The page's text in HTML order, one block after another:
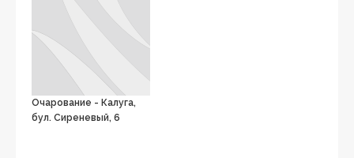
Очарование - Калуга,
бул. Сиреневый, 6